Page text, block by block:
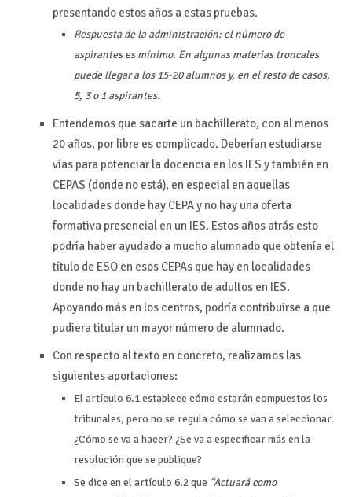
presentando estos años a estas pruebas.
Respuesta de la administración: el número de
aspirantes es mínimo. En algunas materias troncales
puede llegar a los 15-20 alumnos y, en el resto de casos,
5, 3 o 1 aspirantes.
Entendemos que sacarte un bachillerato, con al menos
20 años, por libre es complicado. Deberían estudiarse
vías para potenciar la docencia en los IES y también en
CEPAS (donde no está), en especial en aquellas
localidades donde hay CEPA y no hay una oferta
formativa presencial en un IES. Estos años atrás esto
podría haber ayudado a mucho alumnado que obtenía el
título de ESO en esos CEPAs que hay en localidades
donde no hay un bachillerato de adultos en IES.
Apoyando más en los centros, podría contribuirse a que
pudiera titular un mayor número de alumnado.
Con respecto al texto en concreto, realizamos las
siguientes aportaciones:
El artículo 6.1 establece cómo estarán compuestos los
tribunales, pero no se regula cómo se van a seleccionar.
¿Cómo se va a hacer? ¿Se va a especificar más en la
resolución que se publique?
Se dice en el artículo 6.2 que “Actuará como